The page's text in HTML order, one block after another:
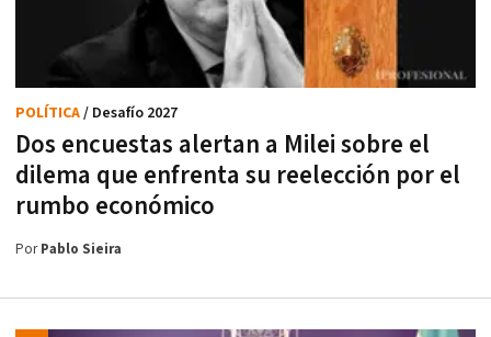
Dos encuestas alertan a Milei sobre el
dilema que enfrenta su reelección por el
rumbo económico
POLÍTICA/ Desafío 2027
PorPablo Sieira